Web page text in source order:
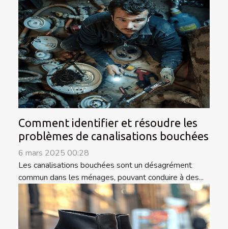
Comment identifier et résoudre les
problèmes de canalisations bouchées
6 mars 2025 00:28
Les canalisations bouchées sont un désagrément
commun dans les ménages, pouvant conduire à des...